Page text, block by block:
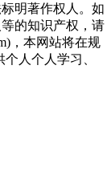
明著作权人。如
的知识产权，请
，本网站将在规
人个人学习、